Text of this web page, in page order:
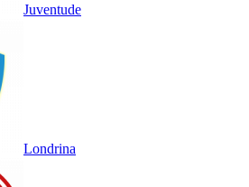
Juventude
Londrina